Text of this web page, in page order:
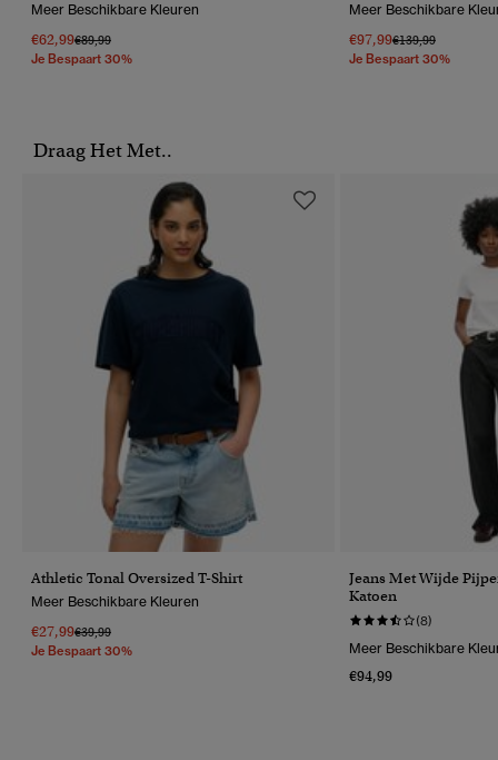
Meer Beschikbare Kleuren
€62,99Prijs Verlaagd Van
€89,99Naar
Je Bespaart 30%
Meer Beschikbare
€97,99Prijs Verlaagd Van
€139,99Naar
Je Bespaart 30%
Draag Het Met..
Athletic Tonal Oversized T-Shirt
Meer Beschikbare Kleuren
€27,99Prijs Verlaagd Van
€39,99Naar
Je Bespaart 30%
Jeans Met Wijde
Katoen
(8)
Meer Beschikbare
€94,99